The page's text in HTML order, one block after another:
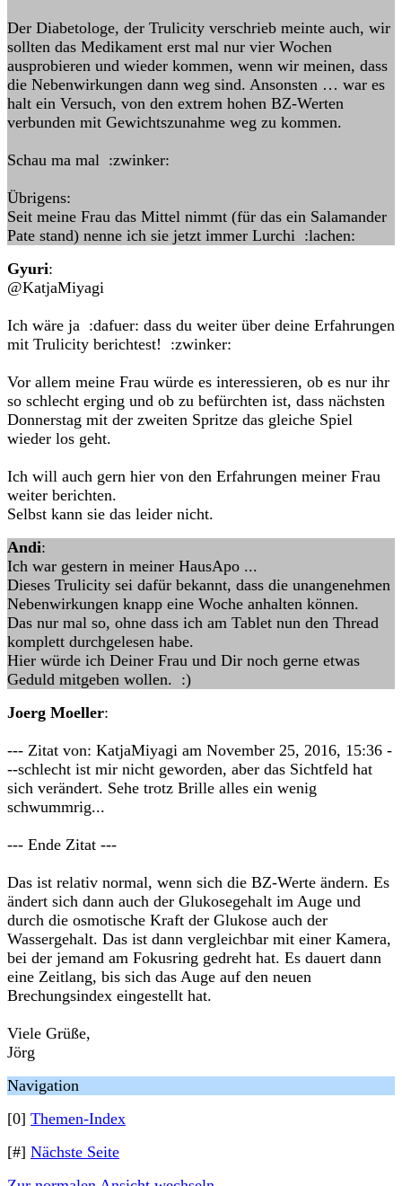
Der Diabetologe, der Trulicity verschrieb meinte auch, wir
sollten das Medikament erst mal nur vier Wochen
ausprobieren und wieder kommen, wenn wir meinen, dass
die Nebenwirkungen dann weg sind. Ansonsten … war es
halt ein Versuch, von den extrem hohen BZ-Werten
verbunden mit Gewichtszunahme weg zu kommen.
Schau ma mal :zwinker:
Übrigens:
Seit meine Frau das Mittel nimmt (für das ein Salamander
Pate stand) nenne ich sie jetzt immer Lurchi :lachen:
Gyuri:
@KatjaMiyagi
Ich wäre ja :dafuer: dass du weiter über deine Erfahrungen
mit Trulicity berichtest! :zwinker:
Vor allem meine Frau würde es interessieren, ob es nur ihr
so schlecht erging und ob zu befürchten ist, dass nächsten
Donnerstag mit der zweiten Spritze das gleiche Spiel
wieder los geht.
Ich will auch gern hier von den Erfahrungen meiner Frau
weiter berichten.
Selbst kann sie das leider nicht.
Andi:
Ich war gestern in meiner HausApo ...
Dieses Trulicity sei dafür bekannt, dass die unangenehmen
Nebenwirkungen knapp eine Woche anhalten können.
Das nur mal so, ohne dass ich am Tablet nun den Thread
komplett durchgelesen habe.
Hier würde ich Deiner Frau und Dir noch gerne etwas
Geduld mitgeben wollen. :)
Joerg Moeller:
--- Zitat von: KatjaMiyagi am November 25, 2016, 15:36 -
--schlecht ist mir nicht geworden, aber das Sichtfeld hat
sich verändert. Sehe trotz Brille alles ein wenig
schwummrig...
--- Ende Zitat ---
Das ist relativ normal, wenn sich die BZ-Werte ändern. Es
ändert sich dann auch der Glukosegehalt im Auge und
durch die osmotische Kraft der Glukose auch der
Wassergehalt. Das ist dann vergleichbar mit einer Kamera,
bei der jemand am Fokusring gedreht hat. Es dauert dann
eine Zeitlang, bis sich das Auge auf den neuen
Brechungsindex eingestellt hat.
Viele Grüße,
Jörg
Navigation
[0] Themen-Index
[#] Nächste Seite